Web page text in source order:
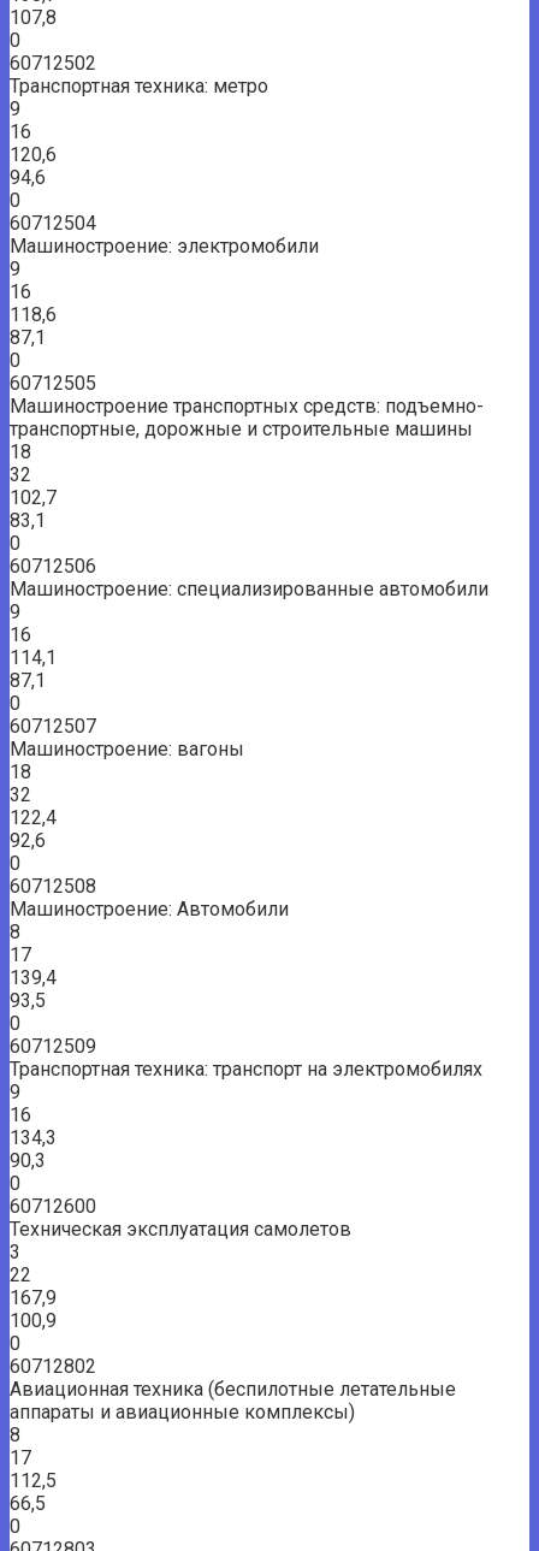
107,8
0
60712502
Транспортная техника: метро
9
16
120,6
94,6
0
60712504
Машиностроение: электромобили
9
16
118,6
87,1
0
60712505
Машиностроение транспортных средств: подъемно-
транспортные, дорожные и строительные машины
18
32
102,7
83,1
0
60712506
Машиностроение: специализированные автомобили
9
16
114,1
87,1
0
60712507
Машиностроение: вагоны
18
32
122,4
92,6
0
60712508
Машиностроение: Автомобили
8
17
139,4
93,5
0
60712509
Транспортная техника: транспорт на электромобилях
9
16
134,3
90,3
0
60712600
Техническая эксплуатация самолетов
3
22
167,9
100,9
0
60712802
Авиационная техника (беспилотные летательные
аппараты и авиационные комплексы)
8
17
112,5
66,5
0